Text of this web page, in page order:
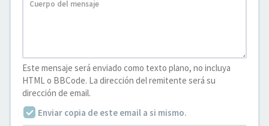
Este mensaje será enviado como texto plano, no incluya
HTML o BBCode. La dirección del remitente será su
dirección de email.
Enviar copia de este email a si mismo.